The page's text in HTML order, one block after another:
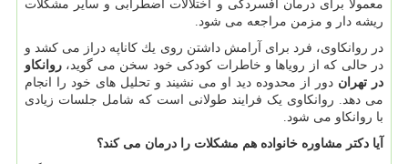
معمولاً برای درمان افسردگی و اختلالات اضطرابی و سایر مشکلات
ریشه دار و مزمن مراجعه می شود.
در روانكاوی، فرد برای آرامش داشتن روی یك کاناپه دراز می كشد و
در حالی كه از رویاها و خاطرات كودكی خود سخن می گوید، روانکاو
در تهران دور از محدوده دید او می نشیند و تحلیل های خود را انجام
می دهد. روانکاوی یک فرایند طولانی است که شامل جلسات زیادی
با روانکاو می شود.
آیا دکتر مشاوره خانواده هم مشکلات را درمان می کند؟